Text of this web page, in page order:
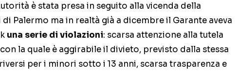
è stata presa in seguito alla vicenda della
di Palermo ma in realtà già a dicembre il Garante aveva
una serie di violazioni: scarsa attenzione alla tutela
la quale è aggirabile il divieto, previsto dalla stessa
per i minori sotto i 13 anni, scarsa trasparenza e